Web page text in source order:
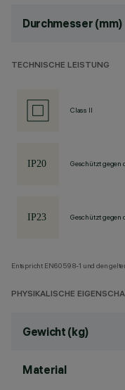
Durchmesser (mm)
TECHNISCHE LEISTUNG
Class II
Geschützt gegen
Geschützt gegen
Entspricht EN60598-1 und den
PHYSIKALISCHE
Gewicht (kg)
Material